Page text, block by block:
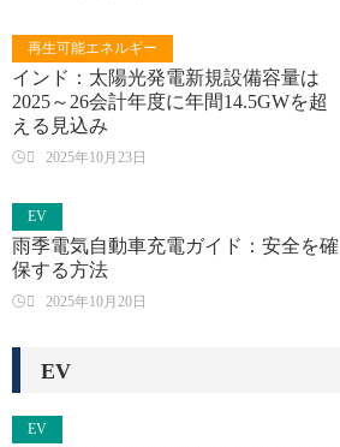
再生可能エネルギー
インド：太陽光発電新規設備容量は
2025～26会計年度に年間14.5GWを超
える見込み
 2025年10月23日
EV
雨季電気自動車充電ガイド：安全を確
保する方法
 2025年10月20日
EV
EV